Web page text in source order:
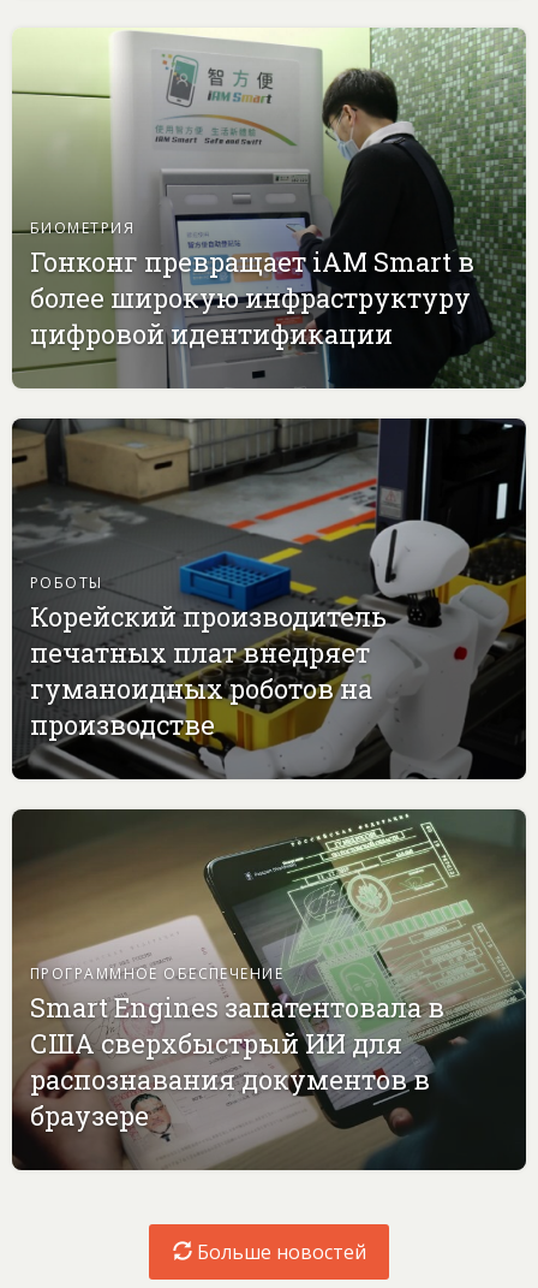
БИОМЕТРИЯ
Гонконг превращает iAM Smart в
более широкую инфраструктуру
цифровой идентификации
РОБОТЫ
Корейский производитель
печатных плат внедряет
гуманоидных роботов на
производстве
ПРОГРАММНОЕ ОБЕСПЕЧЕНИЕ
Smart Engines запатентовала в
США сверхбыстрый ИИ для
распознавания документов в
браузере
Больше новостей